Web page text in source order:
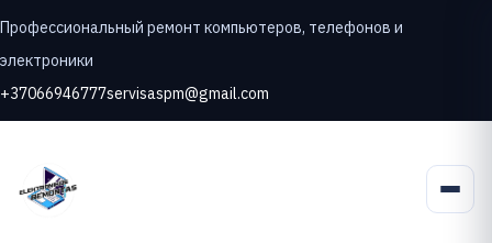
Профессиональный ремонт компьютеров, телефонов и
электроники
+37066946777servisaspm@gmail.com